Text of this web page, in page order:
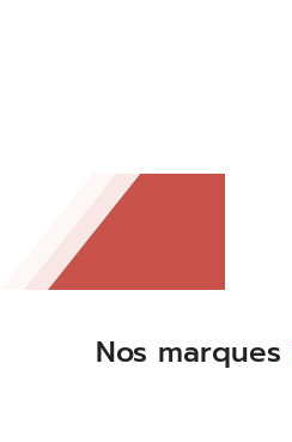
Nos marques